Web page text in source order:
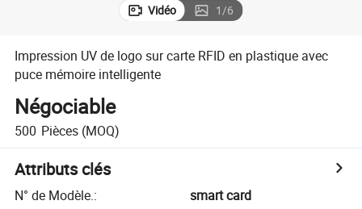
Vidéo 1/6
Impression UV de logo sur carte RFID en plastique avec
puce mémoire intelligente
Négociable
500 Pièces (MOQ)
Attributs clés
N° de Modèle.:
smart card